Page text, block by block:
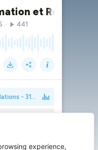
experience,